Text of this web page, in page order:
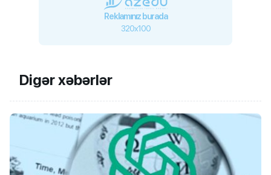
Reklamınız burada
320x100
Digər xəbərlər